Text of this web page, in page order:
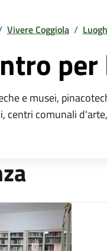
Vivere Coggiola /
e musei,
centri comunali